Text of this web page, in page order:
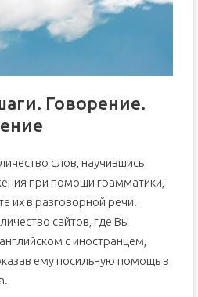
Говорение.
слов, научившись
при помощи грамматики,
их в разговорной речи.
сайтов, где Вы
с иностранцем,
ему посильную помощь в